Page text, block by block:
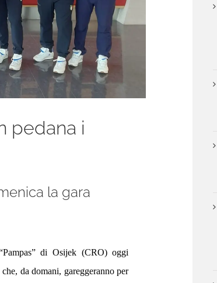
pedana i
la gara
di Osijek (CRO) oggi
da domani, gareggeranno per